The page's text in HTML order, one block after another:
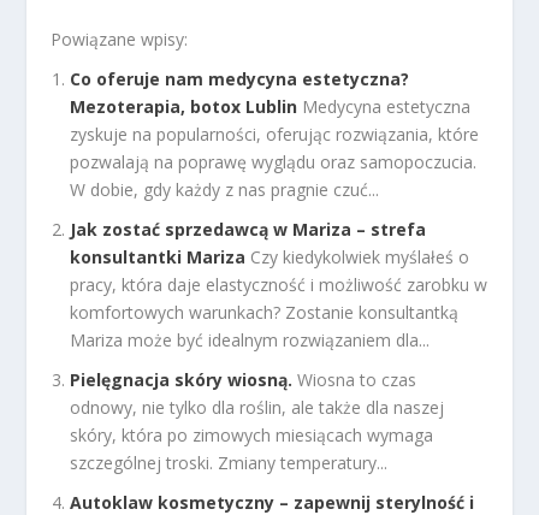
Powiązane wpisy:
Co oferuje nam medycyna estetyczna?
Mezoterapia, botox Lublin Medycyna estetyczna
zyskuje na popularności, oferując rozwiązania, które
pozwalają na poprawę wyglądu oraz samopoczucia.
W dobie, gdy każdy z nas pragnie czuć...
Jak zostać sprzedawcą w Mariza – strefa
konsultantki Mariza Czy kiedykolwiek myślałeś o
pracy, która daje elastyczność i możliwość zarobku w
komfortowych warunkach? Zostanie konsultantką
Mariza może być idealnym rozwiązaniem dla...
Pielęgnacja skóry wiosną. Wiosna to czas
odnowy, nie tylko dla roślin, ale także dla naszej
skóry, która po zimowych miesiącach wymaga
szczególnej troski. Zmiany temperatury...
Autoklaw kosmetyczny – zapewnij sterylność i